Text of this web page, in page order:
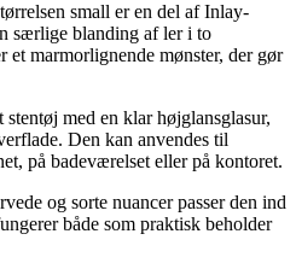
small er en del af Inlay-
særlige blanding af ler i to
et marmorlignende mønster, der gør
med en klar højglansglasur,
Den kan anvendes til
på badeværelset eller på kontoret.
og sorte nuancer passer den ind
både som praktisk beholder